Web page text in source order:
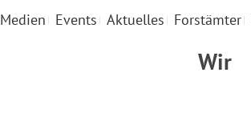
Medien Events Aktuelles Forstämter
Wir